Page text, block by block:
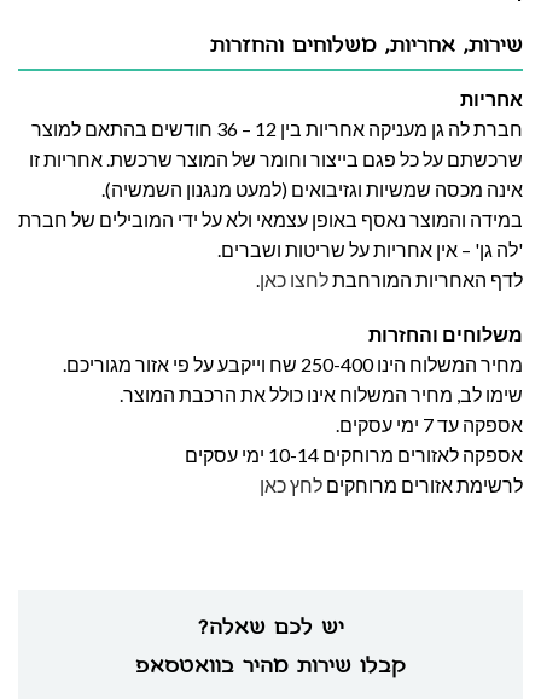
יש לכם שאלה?
קבלו שירות מהיר בוואטסאפ
שירות, אחריות, משלוחים והחזרות
אחריות
חברת לה גן מעניקה אחריות בין 12 – 36 חודשים בהתאם למוצר
שרכשתם על כל פגם בייצור וחומר של המוצר שרכשת. אחריות זו
אינה מכסה שמשיות וגזיבואים (למעט מנגנון השמשיה).
במידה והמוצר נאסף באופן עצמאי ולא על ידי המובילים של חברת
'לה גן' – אין אחריות על שריטות ושברים.
לדף האחריות המורחבתלחצו כאן.
משלוחים והחזרות
מחיר המשלוח הינו 250-400 שח וייקבע על פי אזור מגוריכם.
שימו לב, מחיר המשלוח אינו כולל את הרכבת המוצר.
אספקה עד 7 ימי עסקים.
אספקה לאזורים מרוחקים 10-14 ימי עסקים
לרשימת אזורים מרוחקים לחץ כאן